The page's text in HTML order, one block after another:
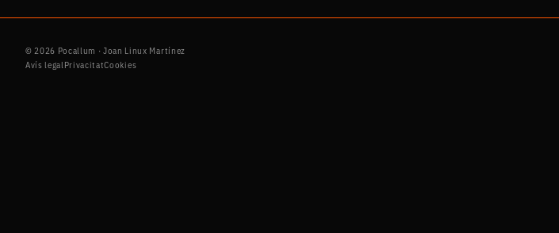
© 2026 Pocallum · Joan Linux Martínez
Avís legalPrivacitatCookies